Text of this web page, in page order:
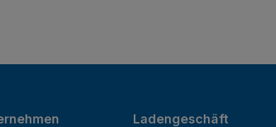
Ladengeschäft